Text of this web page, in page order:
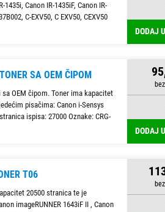
tonera!
1435i, Canon IR-1435iF, Canon IR-
C-EXV50, C EXV50, CEXV50
DODAJ
SA OEM ČIPOM
OEM čipom. Toner ima kapacitet
pisačima: Canon i-Sensys
ispisa: 27000 Oznake: CRG-
DODAJ
T06
20500 stranica te je
imageRUNNER 1643iF II , Canon